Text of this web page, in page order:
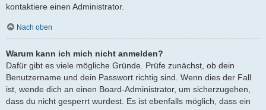
kontaktiere einen Administrator.
Nach oben
Warum kann ich mich nicht anmelden?
Dafür gibt es viele mögliche Gründe. Prüfe zunächst, ob dein
Benutzername und dein Passwort richtig sind. Wenn dies der Fall
ist, wende dich an einen Board-Administrator, um sicherzugehen,
dass du nicht gesperrt wurdest. Es ist ebenfalls möglich, dass ein